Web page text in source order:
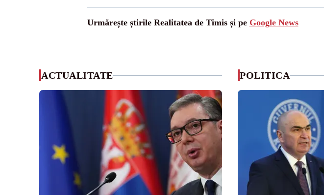
Urmărește știrile Realitatea de Timis și pe Google News
ACTUALITATE POLITICA